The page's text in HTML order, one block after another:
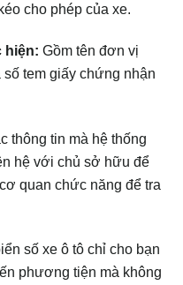
cho phép của xe.
hiện: Gồm tên đơn vị
tem giấy chứng nhận
thông tin mà hệ thống
hệ với chủ sở hữu để
quan chức năng để tra
số xe ô tô chỉ cho bạn
phương tiện mà không